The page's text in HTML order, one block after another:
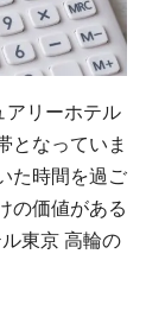
アリーホテル
となっていま
た時間を過ご
の価値がある
東京 高輪の